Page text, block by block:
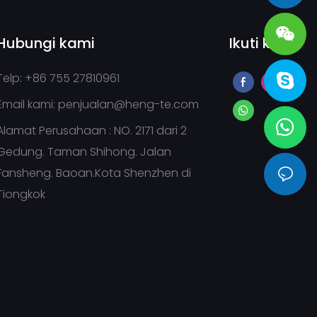
kami
+86 755 27810961
kami: penjualan@heng-te.com
Perusahaan : NO. 2171 dari 2
Taman Shihong. Jalan
Baoan.Kota Shenzhen di
Ikuti kami